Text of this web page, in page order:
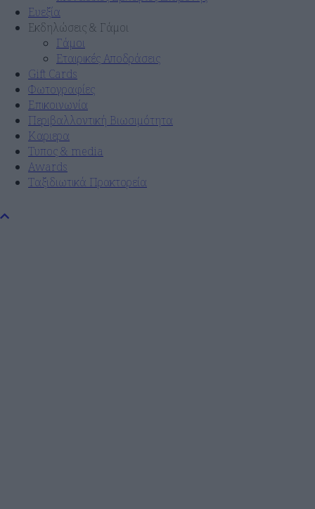
Ευεξία
Εκδηλώσεις & Γάμοι
Γάμοι
Εταιρικές Αποδράσεις
Gift Cards
Φωτογραφίες
Επικοινωνία
Περιβαλλοντική Βιωσιμότητα
Καριερα
Τυπος & media
Awards
Ταξιδιωτικά Πρακτορεία